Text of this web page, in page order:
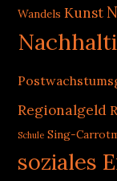
Wandels Kunst
Regionalgeld
Schule Sing-
soziales